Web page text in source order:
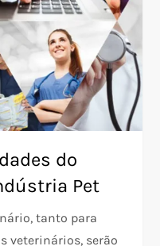
do
Pet
tanto para
veterinários, serão